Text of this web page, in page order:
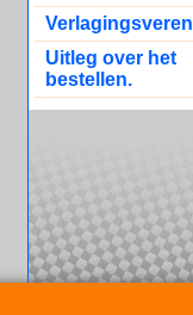
Verlagingsveren
Uitleg over het
bestellen.